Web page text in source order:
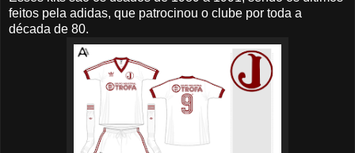
feitos pela adidas, que patrocinou o clube por toda a
década de 80.